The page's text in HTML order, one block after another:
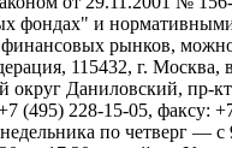
фондах" и
финансовых рынков,
115432, г. Москва,
округ Даниловский, пр-
(495) 228-15-05, факсу:
по четверг — c